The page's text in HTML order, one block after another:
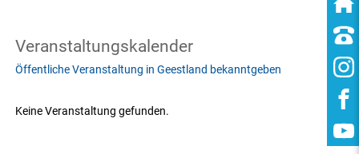
Veranstaltungskalender
Öffentliche Veranstaltung in Geestland bekanntgeben
Keine Veranstaltung gefunden.